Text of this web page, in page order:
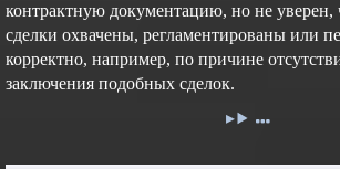
контрактную документацию, но не уверен,
сделки охвачены, регламентированы или
корректно, например, по причине
заключения подобных сделок.